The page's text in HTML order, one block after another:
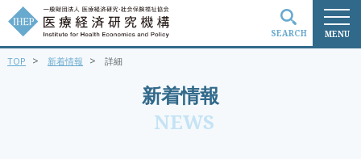
MENU
SEARCH
新着情報
NEWS
TOP > 新着情報 > 詳細